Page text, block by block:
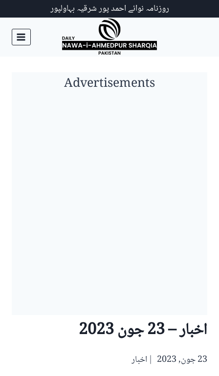
روزنامہ نوائے احمد پور شرقیہ بہاولپور
Advertisements
اخبار – 23 جون 2023
23 جون, 2023 اخبار